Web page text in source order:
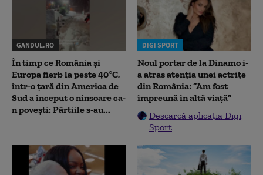
GANDUL.RO
În timp ce România și
Europa fierb la peste 40°C,
într-o țară din America de
Sud a început o ninsoare ca-
n povești: Pârtiile s-au...
DIGI SPORT
Noul portar de la Dinamo i-
a atras atenția unei actrițe
din România: ”Am fost
împreună în altă viață”
Descarcă aplicația Digi
Sport